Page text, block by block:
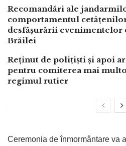
Recomandări ale
comportamentul
desfășurării
Brăilei
Reținut de polițiști și apoi
pentru comiterea mai
regimul rutier
Ceremonia de înmormântare va